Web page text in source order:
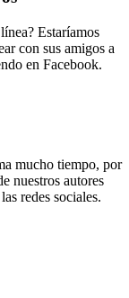
Estaríamos
con sus amigos a
en Facebook.
mucho tiempo, por
nuestros autores
redes sociales.